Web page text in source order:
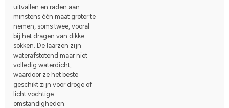
uitvallen en raden aan
minstens één maat groter te
nemen, soms twee, vooral
bij het dragen van dikke
sokken. De laarzen zijn
waterafstotend maar niet
volledig waterdicht,
waardoor ze het beste
geschikt zijn voor droge of
licht vochtige
omstandigheden.